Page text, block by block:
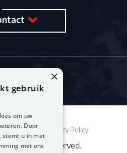
Policy Privacy Policy
All rights reserved.
×
gebruik
om uw
Door
stemt u in met
met ons